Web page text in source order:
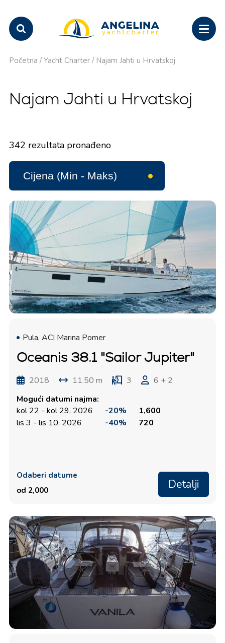
Početna / Yacht Charter / Najam Jahti u Hrvatskoj
Najam Jahti u Hrvatskoj
342 rezultata pronađeno
Pula, ACI Marina Pomer
Oceanis 38.1 "Sailor Jupiter"
2018 11.50 m 3
6 + 2
Mogući datumi najma:
kol 22 - kol 29, 2026
-20%
1,600
lis 3 - lis 10, 2026
-40% 720
Odaberi datume
od 2,000
Detalji